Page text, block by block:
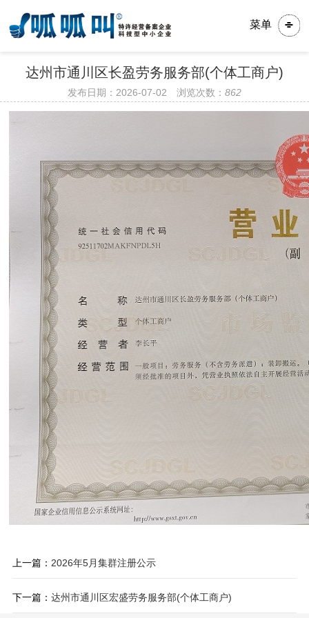
菜单
达州市通川区长盈劳务服务部(个体工商户)
发布日期：2026-07-02 浏览次数： 862
上一篇： 2026年5月集群注册公示
下一篇： 达州市通川区宏盛劳务服务部(个体工商户)